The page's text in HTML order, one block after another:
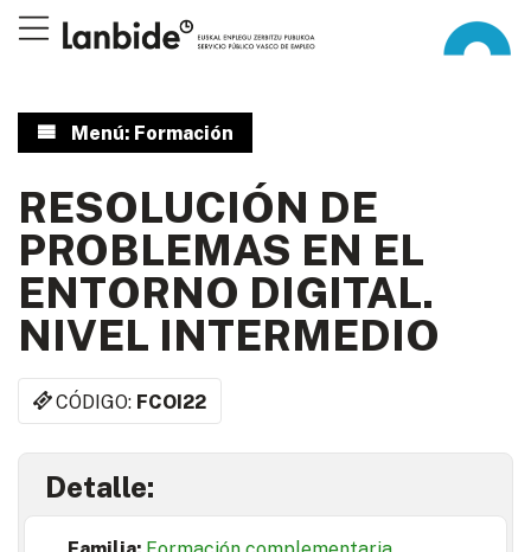
Menú: Formación
RESOLUCIÓN DE
PROBLEMAS EN EL
ENTORNO DIGITAL.
NIVEL INTERMEDIO
CÓDIGO: FCOI22
Detalle: